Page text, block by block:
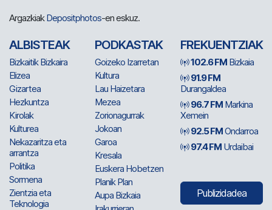
ArgazkiakDepositphotos-en eskuz.
ALBISTEAK
Bizkaitik Bizkaira
Elizea
Gizartea
Hezkuntza
Kirolak
Kulturea
Nekazaritza eta
arrantza
Politika
Sormena
Zientzia eta
Teknologia
PODKASTAK
Goizeko Izarretan
Kultura
Lau Haizetara
Mezea
Zorionagurrak
Jokoan
Garoa
Kresala
Euskera Hobetzen
Planik Plan
Aupa Bizkaia
FREKUENTZIAK
102.6 FM Bizkaia
91.9 FM
Durangaldea
96.7 FM Markina
Xemein
92.5 FMOndarroa
97.4 FM Urdaibai
Publizidadea